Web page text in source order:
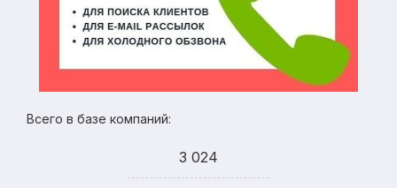
Всего в базе компаний:
3 024